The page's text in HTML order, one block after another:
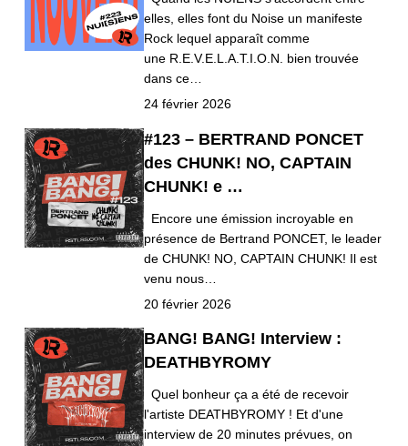
elles, elles font du Noise un manifeste
Rock lequel apparaît comme
une R.E.V.E.L.A.T.I.O.N. bien trouvée
dans ce…
24 février 2026
#123 – BERTRAND PONCET
des CHUNK! NO, CAPTAIN
CHUNK! e …
Encore une émission incroyable en
présence de Bertrand PONCET, le leader
de CHUNK! NO, CAPTAIN CHUNK! Il est
venu nous…
20 février 2026
BANG! BANG! Interview :
DEATHBYROMY
Quel bonheur ça a été de recevoir
l'artiste DEATHBYROMY ! Et d'une
interview de 20 minutes prévues, on